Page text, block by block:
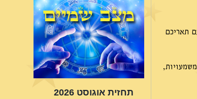
תאריכם
תחזית אוגוסט 2026